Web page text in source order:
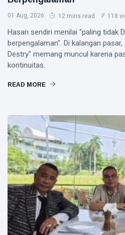
Membakar
Sampah di
Inilah
Gambarnya
Aug,
views
Stop
Bicara
RSS,
GOTO
Butuh
Sulap
Angka
2026
Laba
CPIN
Melonjak
95
Persen,
Arus Kas
Operasi
Malah
Turun 19
Persen
04
Aug,
2026
75
views
Tags
T
PIALA DUNIA 2026
01 Aug, 2026 12 mins read 118
Hasan sendiri menilai "paling tidak
berpengalaman". Di kalangan
Destry" memang muncul karena
kontinuitas.
READ MORE